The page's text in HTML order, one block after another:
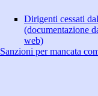
Dirigenti cessati
(documentazione
web)
Sanzioni per mancata